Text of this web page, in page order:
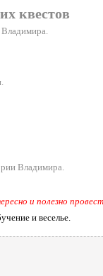
квестов
Владимира.
Владимира.
и полезно
и веселье.